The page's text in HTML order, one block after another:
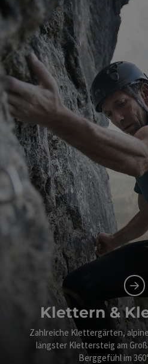
Klettern &
Zahlreiche Klettergärten,
längster Klettersteig am
Berggefühl im